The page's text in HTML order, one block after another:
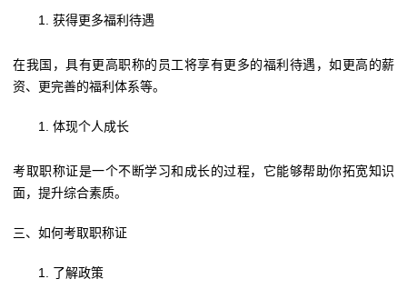
获得更多福利待遇
在我国，具有更高职称的员工将享有更多的福利待遇，如更高的薪
资、更完善的福利体系等。
体现个人成长
考取职称证是一个不断学习和成长的过程，它能够帮助你拓宽知识
面，提升综合素质。
三、如何考取职称证
了解政策